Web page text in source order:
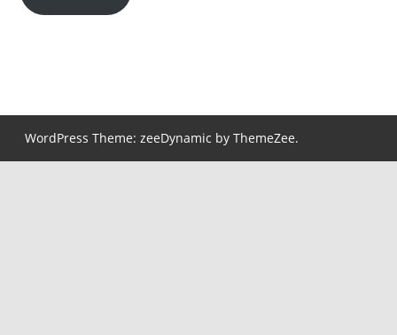
WordPress Theme: zeeDynamic by ThemeZee.